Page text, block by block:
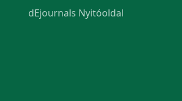
dEjournals Nyitóoldal